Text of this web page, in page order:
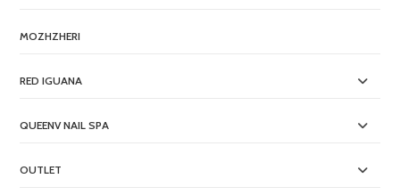
MOZHZHERI
RED IGUANA
QUEENV NAIL SPA
OUTLET